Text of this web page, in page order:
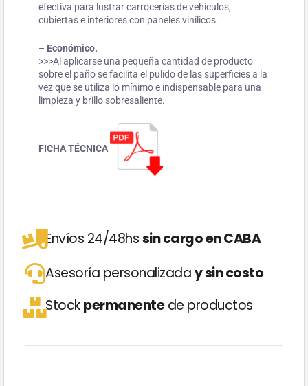
efectiva para lustrar carrocerías de vehículos,
cubiertas e interiores con paneles vinílicos.
– Económico.
>>>Al aplicarse una pequeña cantidad de producto
sobre el paño se facilita el pulido de las superficies a la
vez que se utiliza lo mínimo e indispensable para una
limpieza y brillo sobresaliente.
FICHA TÉCNICA
Envíos 24/48hssin cargo en CABA
Asesoría personalizaday sin costo
Stockpermanentede productos